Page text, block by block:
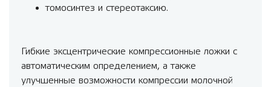
томосинтез и стереотаксию.
Гибкие эксцентрические компрессионные ложки с
автоматическим определением, а также
улучшенные возможности компрессии молочной